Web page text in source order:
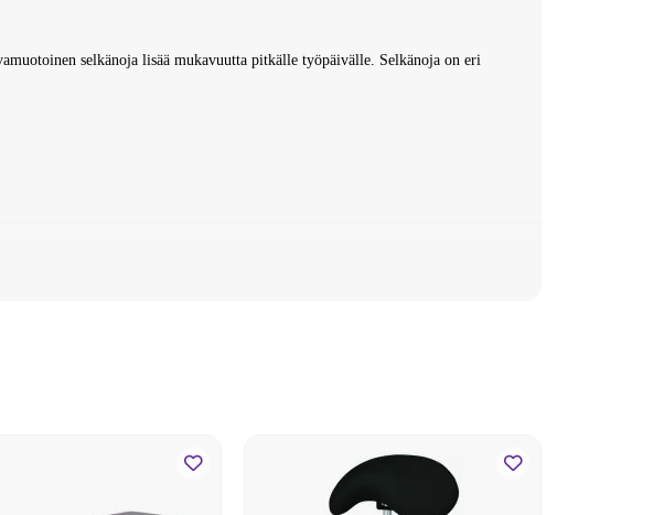
selkänoja lisää mukavuutta pitkälle työpäivälle. Selkänoja on eri